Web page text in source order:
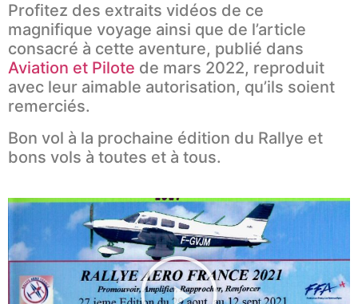
Profitez des extraits vidéos de ce
magnifique voyage ainsi que de l’article
consacré à cette aventure, publié dans
Aviation et Pilote de mars 2022, reproduit
avec leur aimable autorisation, qu’ils soient
remerciés.
Bon vol à la prochaine édition du Rallye et
bons vols à toutes et à tous.